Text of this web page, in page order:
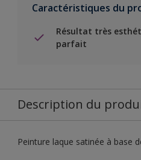
Caractéristiques du
Résultat très
parfait
Description du
Peinture laque satinée à base